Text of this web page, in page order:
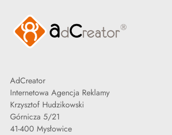
AdCreator
Internetowa Agencja Reklamy
Krzysztof Hudzikowski
Górnicza 5/21
41-400 Mysłowice